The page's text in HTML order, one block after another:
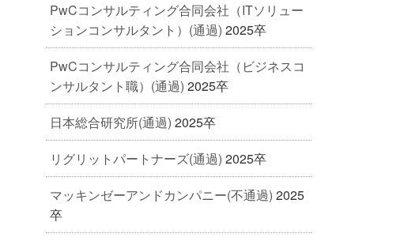
PwCコンサルティング合同会社（ITソリュー
ションコンサルタント）(通過) 2025卒
PwCコンサルティング合同会社（ビジネスコ
ンサルタント職）(通過) 2025卒
日本総合研究所(通過) 2025卒
リグリットパートナーズ(通過) 2025卒
マッキンゼーアンドカンパニー(不通過) 2025
卒